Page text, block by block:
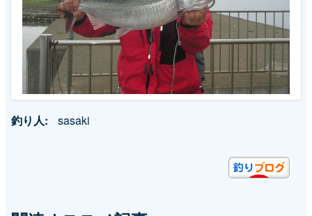
釣り人 sasaki